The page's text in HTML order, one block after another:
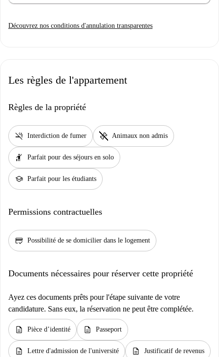
Découvrez nos conditions d'annulation transparentes
Les règles de l'appartement
Règles de la propriété
smoke_free Interdiction de fumer pet_supplies Animaux non admis
hail Parfait pour des séjours en solo
school Parfait pour les étudiants
Permissions contractuelles
credit_score Possibilité de se domicilier dans le logement
Documents nécessaires pour réserver cette propriété
Ayez ces documents prêts pour l'étape suivante de votre
candidature. Sans eux, la réservation ne peut être complétée.
description Pièce d’identité description Passeport
description Lettre d'admission de l'université description Justificatif de revenus